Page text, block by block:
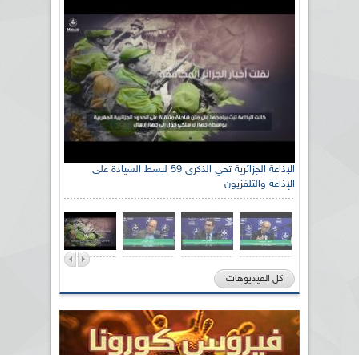
الإذاعة الجزائرية تحي الذكرى 59 لبسط السيادة على
الإذاعة والتلفزيون
كل الفيديوهات